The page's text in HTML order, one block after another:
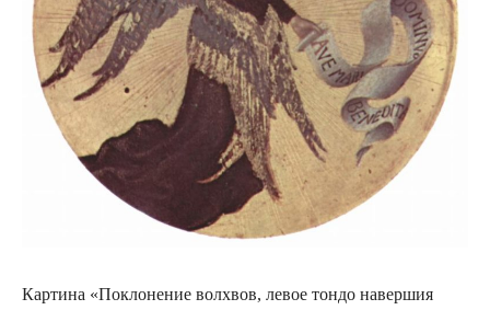
Картина «Поклонение волхвов, левое тондо навершия